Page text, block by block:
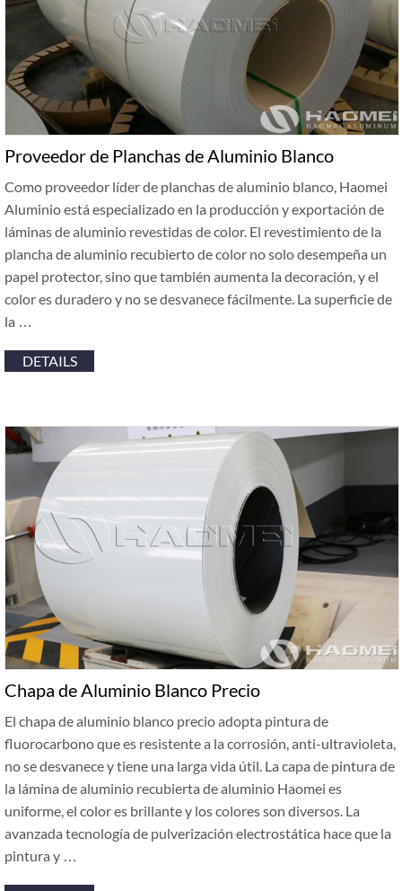
Proveedor de Planchas de Aluminio Blanco
Como proveedor líder de planchas de aluminio blanco, Haomei
Aluminio está especializado en la producción y exportación de
láminas de aluminio revestidas de color. El revestimiento de la
plancha de aluminio recubierto de color no solo desempeña un
papel protector, sino que también aumenta la decoración, y el
color es duradero y no se desvanece fácilmente. La superficie de
la …
DETAILS
Chapa de Aluminio Blanco Precio
El chapa de aluminio blanco precio adopta pintura de
fluorocarbono que es resistente a la corrosión, anti-ultravioleta,
no se desvanece y tiene una larga vida útil. La capa de pintura de
la lámina de aluminio recubierta de aluminio Haomei es
uniforme, el color es brillante y los colores son diversos. La
avanzada tecnología de pulverización electrostática hace que la
pintura y …